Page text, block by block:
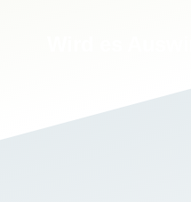
Wird es